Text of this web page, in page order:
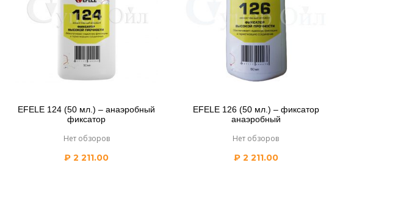
EFELE 124 (50 мл.) – анаэробный
фиксатор
Нет обзоров
₽ 2 211.00
EFELE 126 (50 мл.) – фиксатор
анаэробный
Нет обзоров
₽2 211.00